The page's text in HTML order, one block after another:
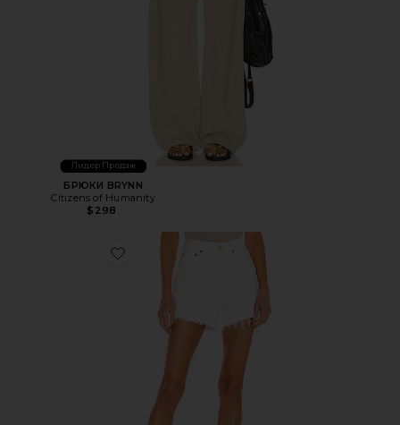
Лидер Продаж
БРЮКИ BRYNN
Citizens of Humanity
$298
Favorite ШОРТЫ PARKER LONG